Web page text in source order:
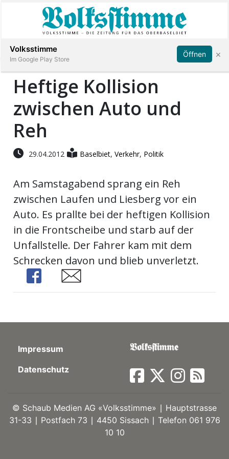
Immobilien
Veranstaltungen
Stellen
E-
Paper
App
Abonnieren Anmelden
Heftige Kollision
zwischen Auto und
Reh
29.04.2012 Baselbiet,Verkehr, Politik
Am Samstagabend sprang ein Reh
zwischen Laufen und Liesberg vor ein
Auto. Es prallte bei der heftigen Kollision
in die Frontscheibe und starb auf der
Unfallstelle. Der Fahrer kam mit dem
Schrecken davon und blieb unverletzt.
Share
Share
Impressum
Datenschutz
© Schaub Medien AG «Volksstimme» ∣ Hauptstrasse
31-33 ∣ Postfach 73 ∣ 4450 Sissach ∣ Telefon 061 976
10 10
Volksstimme
Im Google Play Store
Öffnen ×